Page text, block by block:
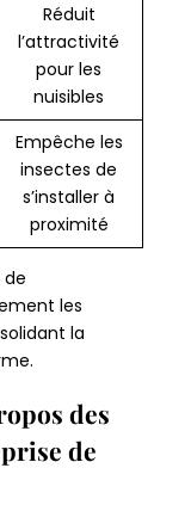
Réduit
l’attractivité
pour les
nuisibles
Empêche les
insectes de
s’installer à
proximité
les
la
des
de